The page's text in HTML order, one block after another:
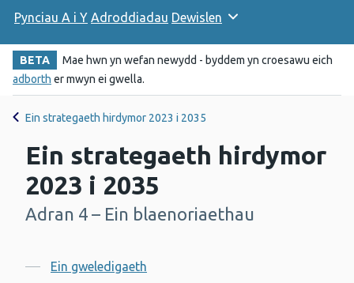
Pynciau A i Y Adroddiadau Dewislen
BETA
Mae hwn yn wefan newydd - byddem yn croesawu eich
adborth er mwyn ei gwella.
Ein strategaeth hirdymor 2023 i 2035
Ein strategaeth hirdymor
2023 i 2035
-
Adran 4 – Ein blaenoriaethau
Cynnwys
Ein gweledigaeth